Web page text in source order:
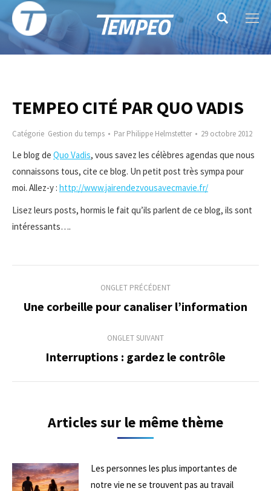
Search:
TEMPEO CITÉ PAR QUO VADIS
Catégorie Gestion du temps ParPhilippe Helmstetter 29 octobre 2012
Le blog de Quo Vadis, vous savez les célèbres agendas que nous
connaissons tous, cite ce blog. Un petit post très sympa pour
moi. Allez-y : http://www.jairendezvousavecmavie.fr/
Lisez leurs posts, hormis le fait qu’ils parlent de ce blog, ils sont
intéressants….
de
commentaire
ONGLET PRÉCÉDENT
Onglet
Une corbeille pour canaliser l’information
ONGLET SUIVANT
Onglet
Interruptions : gardez le contrôle
Articles sur le même thème
Les personnes les plus importantes de
notre vie ne se trouvent pas au travail